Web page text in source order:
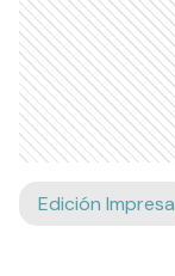
Edición Impresa